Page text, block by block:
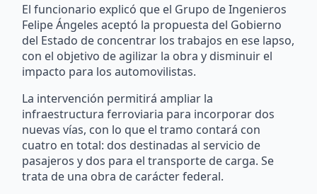
El funcionario explicó que el Grupo de Ingenieros
Felipe Ángeles aceptó la propuesta del Gobierno
del Estado de concentrar los trabajos en ese lapso,
con el objetivo de agilizar la obra y disminuir el
impacto para los automovilistas.
La intervención permitirá ampliar la
infraestructura ferroviaria para incorporar dos
nuevas vías, con lo que el tramo contará con
cuatro en total: dos destinadas al servicio de
pasajeros y dos para el transporte de carga. Se
trata de una obra de carácter federal.